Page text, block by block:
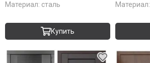
Материал: сталь
Купить
Материал: